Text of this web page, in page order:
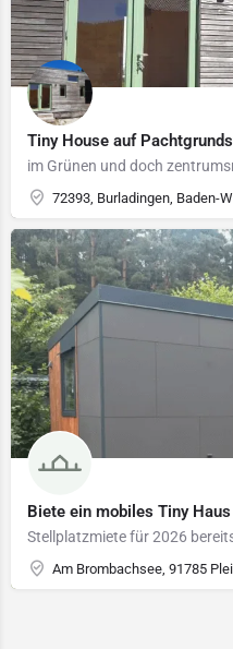
Tiny House auf
im Grünen und doch
72393, Burladingen, Baden-
Biete ein mobiles Tiny
Am Brombachsee, 91785